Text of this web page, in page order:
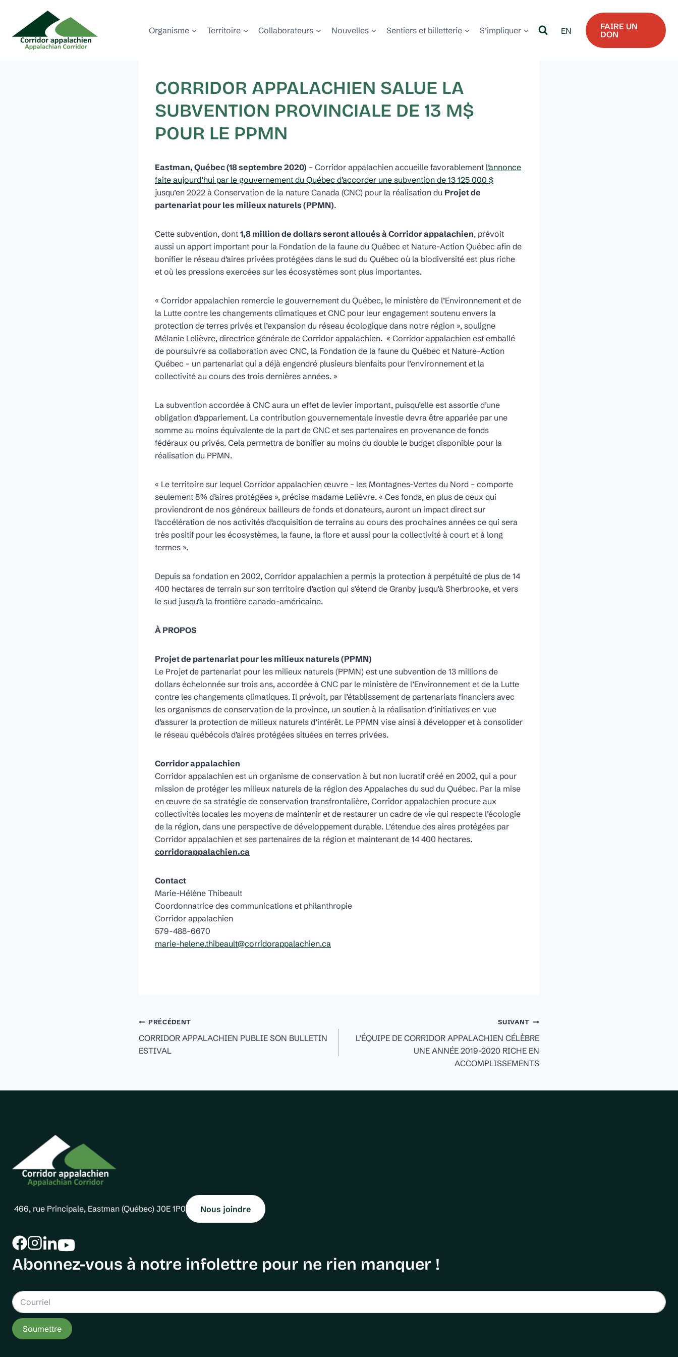
contenu
Organisme Territoire Collaborateurs Nouvelles Sentiers et billetterie S’impliquer EN
FAIRE UN
DON
CORRIDOR APPALACHIEN SALUE LA
SUBVENTION PROVINCIALE DE 13 M$
POUR LE PPMN
Eastman, Québec (18 septembre 2020) – Corridor appalachien accueille favorablement l’annonce
faite aujourd’hui par le gouvernement du Québec d’accorder une subvention de 13 125 000 $
jusqu’en 2022 à Conservation de la nature Canada (CNC) pour la réalisation du Projet de
partenariat pour les milieux naturels (PPMN).
Cette subvention, dont 1,8 million de dollars seront alloués à Corridor appalachien, prévoit
aussi un apport important pour la Fondation de la faune du Québec et Nature-Action Québec afin de
bonifier le réseau d’aires privées protégées dans le sud du Québec où la biodiversité est plus riche
et où les pressions exercées sur les écosystèmes sont plus importantes.
« Corridor appalachien remercie le gouvernement du Québec, le ministère de l’Environnement et de
la Lutte contre les changements climatiques et CNC pour leur engagement soutenu envers la
protection de terres privés et l’expansion du réseau écologique dans notre région », souligne
Mélanie Lelièvre, directrice générale de Corridor appalachien. « Corridor appalachien est emballé
de poursuivre sa collaboration avec CNC, la Fondation de la faune du Québec et Nature-Action
Québec – un partenariat qui a déjà engendré plusieurs bienfaits pour l’environnement et la
collectivité au cours des trois dernières années. »
La subvention accordée à CNC aura un effet de levier important, puisqu’elle est assortie d’une
obligation d’appariement. La contribution gouvernementale investie devra être appariée par une
somme au moins équivalente de la part de CNC et ses partenaires en provenance de fonds
fédéraux ou privés. Cela permettra de bonifier au moins du double le budget disponible pour la
réalisation du PPMN.
« Le territoire sur lequel Corridor appalachien œuvre – les Montagnes-Vertes du Nord – comporte
seulement 8% d’aires protégées », précise madame Lelièvre. « Ces fonds, en plus de ceux qui
proviendront de nos généreux bailleurs de fonds et donateurs, auront un impact direct sur
l’accélération de nos activités d’acquisition de terrains au cours des prochaines années ce qui sera
très positif pour les écosystèmes, la faune, la flore et aussi pour la collectivité à court et à long
termes ».
Depuis sa fondation en 2002, Corridor appalachien a permis la protection à perpétuité de plus de 14
400 hectares de terrain sur son territoire d’action qui s’étend de Granby jusqu’à Sherbrooke, et vers
le sud jusqu’à la frontière canado-américaine.
À PROPOS
Projet de partenariat pour les milieux naturels (PPMN)
Le Projet de partenariat pour les milieux naturels (PPMN) est une subvention de 13 millions de
dollars échelonnée sur trois ans, accordée à CNC par le ministère de l’Environnement et de la Lutte
contre les changements climatiques. Il prévoit, par l’établissement de partenariats financiers avec
les organismes de conservation de la province, un soutien à la réalisation d’initiatives en vue
d’assurer la protection de milieux naturels d’intérêt. Le PPMN vise ainsi à développer et à consolider
le réseau québécois d’aires protégées situées en terres privées.
Corridor appalachien
Corridor appalachien est un organisme de conservation à but non lucratif créé en 2002, qui a pour
mission de protéger les milieux naturels de la région des Appalaches du sud du Québec. Par la mise
en œuvre de sa stratégie de conservation transfrontalière, Corridor appalachien procure aux
collectivités locales les moyens de maintenir et de restaurer un cadre de vie qui respecte l’écologie
de la région, dans une perspective de développement durable. L’étendue des aires protégées par
Corridor appalachien et ses partenaires de la région et maintenant de 14 400 hectares.
corridorappalachien.ca
Contact
Marie-Hélène Thibeault
Coordonnatrice des communications et philanthropie
Corridor appalachien
579-488-6670
marie-helene.thibeault@corridorappalachien.ca
Navigation
de
PRÉCÉDENT
CORRIDOR APPALACHIEN PUBLIE SON BULLETIN
ESTIVAL
SUIVANT
L’ÉQUIPE DE CORRIDOR APPALACHIEN CÉLÈBRE
UNE ANNÉE 2019-2020 RICHE EN
ACCOMPLISSEMENTS
466, rue Principale, Eastman (Québec) J0E 1P0 Nous joindre
Abonnez-vous à notre infolettre pour ne rien manquer !
Soumettre